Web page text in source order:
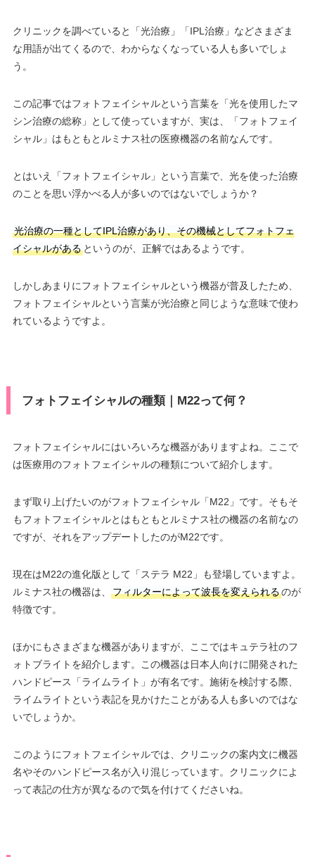
クリニックを調べていると「光治療」「IPL治療」などさまざま
な用語が出てくるので、わからなくなっている人も多いでしょ
う。
この記事ではフォトフェイシャルという言葉を「光を使用したマ
シン治療の総称」として使っていますが、実は、「フォトフェイ
シャル」はもともとルミナス社の医療機器の名前なんです。
とはいえ「フォトフェイシャル」という言葉で、光を使った治療
のことを思い浮かべる人が多いのではないでしょうか？
光治療の一種としてIPL治療があり、その機械としてフォトフェ
イシャルがあるというのが、正解ではあるようです。
しかしあまりにフォトフェイシャルという機器が普及したため、
フォトフェイシャルという言葉が光治療と同じような意味で使わ
れているようですよ。
フォトフェイシャルの種類｜M22って何？
フォトフェイシャルにはいろいろな機器がありますよね。ここで
は医療用のフォトフェイシャルの種類について紹介します。
まず取り上げたいのがフォトフェイシャル「M22」です。そもそ
もフォトフェイシャルとはもともとルミナス社の機器の名前なの
ですが、それをアップデートしたのがM22です。
現在はM22の進化版として「ステラ M22」も登場していますよ。
ルミナス社の機器は、
フィルターによって波長を変えられるのが
特徴です。
ほかにもさまざまな機器がありますが、ここではキュテラ社のフ
ォトブライトを紹介します。この機器は日本人向けに開発された
ハンドピース「ライムライト」が有名です。施術を検討する際、
ライムライトという表記を見かけたことがある人も多いのではな
いでしょうか。
このようにフォトフェイシャルでは、クリニックの案内文に機器
名やそのハンドピース名が入り混じっています。クリニックによ
って表記の仕方が異なるので気を付けてくださいね。